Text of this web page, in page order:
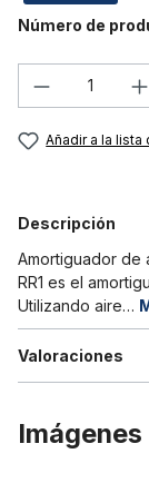
Número de
Cantidad
Añadir a la
Descripción
Amortiguador de
RR1 es el
Utilizando aire…
Valoraciones